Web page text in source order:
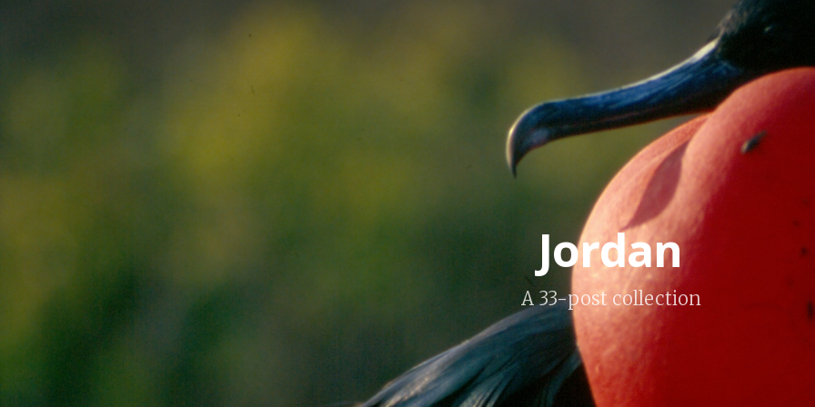
Jordan
A 33-post collection